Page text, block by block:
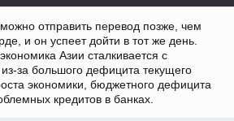
отправить перевод позже, чем
и он успеет дойти в тот же день.
Азии сталкивается с
за большого дефицита текущего
экономики, бюджетного дефицита
кредитов в банках.